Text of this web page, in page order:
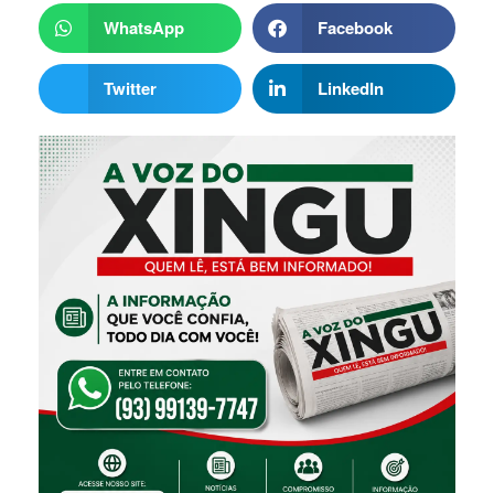
WhatsApp Facebook
Twitter LinkedIn